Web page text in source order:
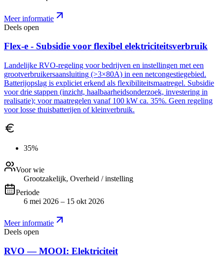
Meer informatie
Deels open
Flex-e - Subsidie voor flexibel elektriciteitsverbruik
Landelijke RVO-regeling voor bedrijven en instellingen met een
grootverbruikersaansluiting (>3×80A) in een netcongestiegebied.
Batterijopslag is expliciet erkend als flexibiliteitsmaatregel. Subsidie
voor drie stappen (inzicht, haalbaarheidsonderzoek, investering in
realisatie); voor maatregelen vanaf 100 kW ca. 35%. Geen regeling
voor losse thuisbatterijen of kleinverbruik.
35%
Voor wie
Grootzakelijk, Overheid / instelling
Periode
6 mei 2026 – 15 okt 2026
Meer informatie
Deels open
RVO — MOOI: Elektriciteit